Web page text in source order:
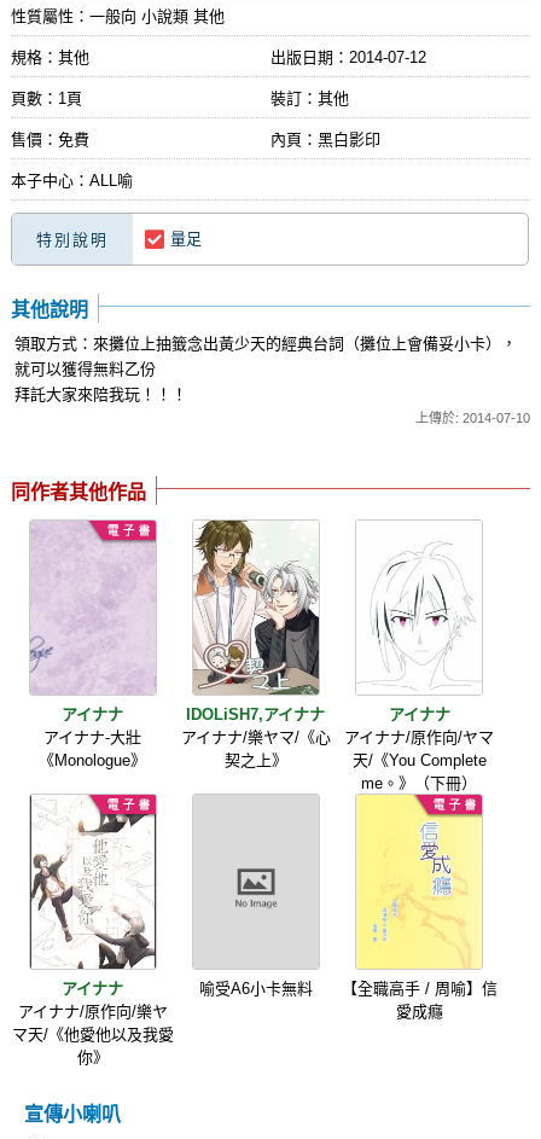
性質屬性：一般向 小說類 其他
規格：其他 出版日期： 2014-07-12
頁數：1頁 裝訂：其他
售價：免費 內頁：黑白影印
本子中心：ALL喻
特別說明 量足
其他說明
領取方式：來攤位上抽籤念出黃少天的經典台詞（攤位上會備妥小卡），
就可以獲得無料乙份
拜託大家來陪我玩！！！
上傳於: 2014-07-10
同作者其他作品
アイナナ
アイナナ-大壯
《Monologue》
IDOLiSH7,アイナナ
アイナナ/樂ヤマ/《心
契之上》
アイナナ
アイナナ/原作向/ヤマ
天/《You Complete
me。》（下冊）
アイナナ
アイナナ/原作向/樂ヤ
マ天/《他愛他以及我愛
你》
喻受A6小卡無料
【全職高手 / 周喻】信
愛成癮
宣傳小喇叭